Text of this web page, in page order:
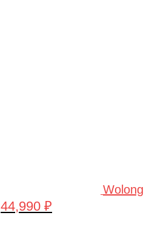
Wolong
Первоначальная
44,990 ₽